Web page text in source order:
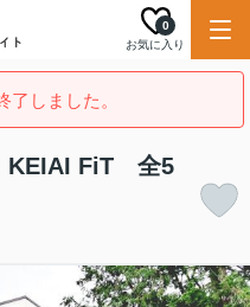
お気に入り
0
了しました。
KEIAI FiT 全5